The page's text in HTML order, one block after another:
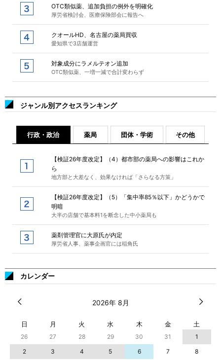
OTC類似薬、追加負担の例外を明確化
厚労省検討会、医療保険部会に報告へ
クオールHD、名古屋の薬局買収
愛知県で3店舗運営
対象成分にラメルテオン追加
OTC類似薬、一増一減で合計変わらず
ジャンル別アクセスランキング
行政・政治 薬局 団体・学術 その他
【検証26年度改定】（4）都市部の薬局への影響はこれか
ら
地方部と大差なく、効果なければ「さらなる方策」
【検証26年度改定】（5）「集中率85％以下」かどうかで
明暗
大半の店舗で基本料1を断念した中小薬局も
薬剤管理官に大原氏が内定
厚労省人事、薬事企画官には稲角氏
カレンダー
2026年 8月
日 月 火 水 木 金 土
26 27 28 29 30 31
1
2
3 4 5 6 7
8